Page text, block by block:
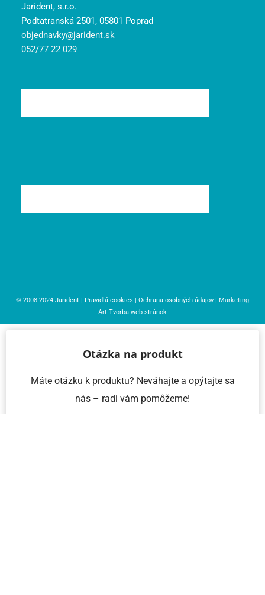
Jarident, s.r.o.
Podtatranská 2501, 05801 Poprad
objednavky@jarident.sk
052/77 22 029
© 2008-2024 Jarident Pravidlá cookies Ochrana osobných údajov | Marketing
Art Tvorba web stránok
Otázka na produkt
Máte otázku k produktu? Neváhajte a opýtajte sa
nás – radi vám pomôžeme!